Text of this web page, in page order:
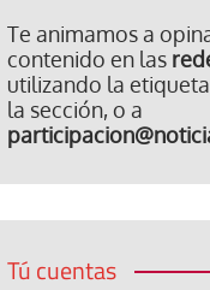
Te animamos a
contenido en las
utilizando la
la sección, o a
Tú cuentas